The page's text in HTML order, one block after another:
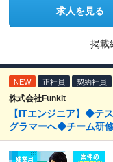
求人を見る
掲載
NEW 正社員 契約社員
株式会社Funkit
【ITエンジニア】◆テ
グラマーへ◆チーム研